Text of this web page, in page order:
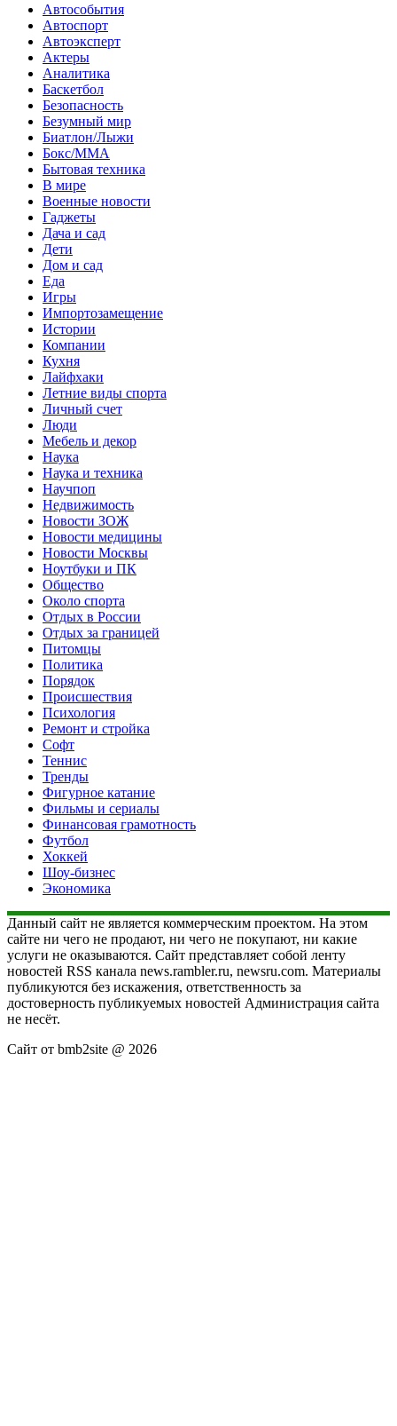
Автособытия
Автоспорт
Автоэксперт
Актеры
Аналитика
Баскетбол
Безопасность
Безумный мир
Биатлон/Лыжи
Бокс/MMA
Бытовая техника
В мире
Военные новости
Гаджеты
Дача и сад
Дети
Дом и сад
Еда
Игры
Импортозамещение
Истории
Компании
Кухня
Лайфхаки
Летние виды спорта
Личный счет
Люди
Мебель и декор
Наука
Наука и техника
Научпоп
Недвижимость
Новости ЗОЖ
Новости медицины
Новости Москвы
Ноутбуки и ПК
Общество
Около спорта
Отдых в России
Отдых за границей
Питомцы
Политика
Порядок
Происшествия
Психология
Ремонт и стройка
Софт
Теннис
Тренды
Фигурное катание
Фильмы и сериалы
Финансовая грамотность
Футбол
Хоккей
Шоу-бизнес
Экономика
Данный сайт не является коммерческим проектом. На этом
сайте ни чего не продают, ни чего не покупают, ни какие
услуги не оказываются. Сайт представляет собой ленту
новостей RSS канала news.rambler.ru, newsru.com. Материалы
публикуются без искажения, ответственность за
достоверность публикуемых новостей Администрация сайта
не несёт.
Сайт от bmb2site @ 2026